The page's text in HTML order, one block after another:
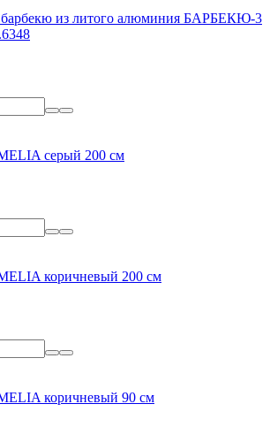
барбекю из литого алюминия БАРБЕКЮ-3
серый 200 см
коричневый 200 см
коричневый 90 см